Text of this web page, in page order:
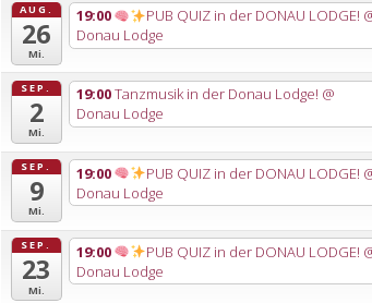
AUG.
26
Mi.
19:00 PUB QUIZ in der DONAU LODGE!
Donau Lodge
SEP.
2
Mi.
19:00Tanzmusik in der Donau Lodge! @
Donau Lodge
SEP.
9
Mi.
19:00 PUB QUIZ in der DONAU LODGE!
Donau Lodge
SEP.
23
Mi.
19:00 PUB QUIZ in der DONAU LODGE!
Donau Lodge